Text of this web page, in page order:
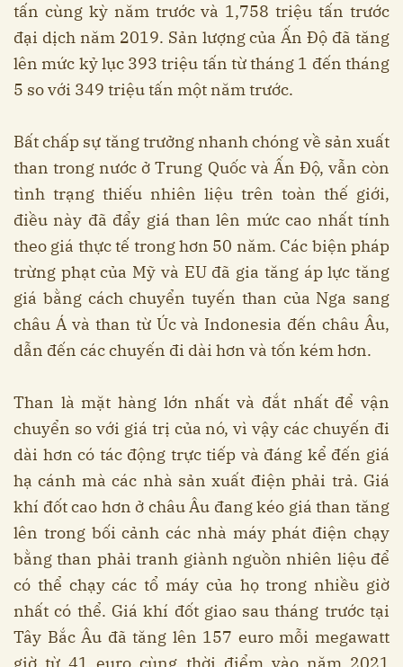
tấn cùng kỳ năm trước và 1,758 triệu tấn trước
đại dịch năm 2019. Sản lượng của Ấn Độ đã tăng
lên mức kỷ lục 393 triệu tấn từ tháng 1 đến tháng
5 so với 349 triệu tấn một năm trước.
Bất chấp sự tăng trưởng nhanh chóng về sản xuất
than trong nước ở Trung Quốc và Ấn Độ, vẫn còn
tình trạng thiếu nhiên liệu trên toàn thế giới,
điều này đã đẩy giá than lên mức cao nhất tính
theo giá thực tế trong hơn 50 năm. Các biện pháp
trừng phạt của Mỹ và EU đã gia tăng áp lực tăng
giá bằng cách chuyển tuyến than của Nga sang
châu Á và than từ Úc và Indonesia đến châu Âu,
dẫn đến các chuyến đi dài hơn và tốn kém hơn.
Than là mặt hàng lớn nhất và đắt nhất để vận
chuyển so với giá trị của nó, vì vậy các chuyến đi
dài hơn có tác động trực tiếp và đáng kể đến giá
hạ cánh mà các nhà sản xuất điện phải trả. Giá
khí đốt cao hơn ở châu Âu đang kéo giá than tăng
lên trong bối cảnh các nhà máy phát điện chạy
bằng than phải tranh giành nguồn nhiên liệu để
có thể chạy các tổ máy của họ trong nhiều giờ
nhất có thể. Giá khí đốt giao sau tháng trước tại
Tây Bắc Âu đã tăng lên 157 euro mỗi megawatt
giờ từ 41 euro cùng thời điểm vào năm 2021